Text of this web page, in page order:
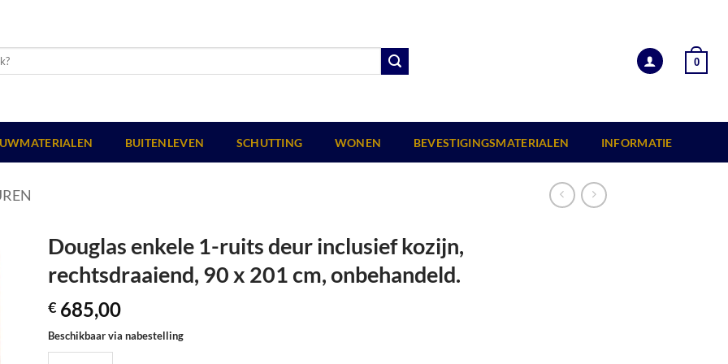
0
BUITENLEVEN SCHUTTING WONEN BEVESTIGINGSMATERIALEN INFORMATIE
Douglas enkele 1-ruits deur inclusief kozijn,
rechtsdraaiend, 90 x 201 cm, onbehandeld.
€ 685,00
Beschikbaar via nabestelling